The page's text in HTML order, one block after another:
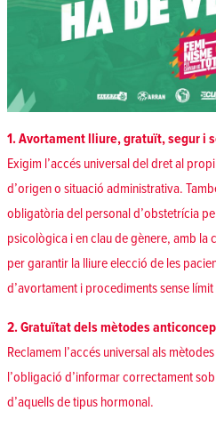
1. Avortament lliure, gratuït, segur i
Exigim l’accés universal del dret al
d’origen o situació administrativa.
obligatòria del personal d’obstetrícia
psicològica i en clau de gènere, amb
per garantir la lliure elecció de les
d’avortament i procediments sense límit
2. Gratuïtat dels mètodes
Reclamem l’accés universal als
l’obligació d’informar correctament
d’aquells de tipus hormonal.